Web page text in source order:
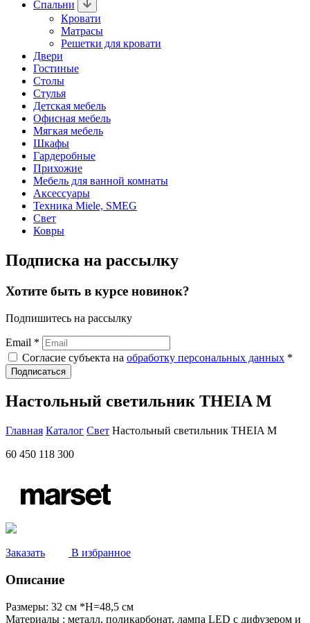
Спальни
Кровати
Матрасы
Решетки для кровати
Двери
Гостиные
Столы
Стулья
Детская мебель
Офисная мебель
Мягкая мебель
Шкафы
Гардеробные
Прихожие
Мебель для ванной комнаты
Аксессуары
Техника Miele, SMEG
Свет
Ковры
Подписка на рассылку
Хотите быть в курсе новинок?
Подпишитесь на рассылку
Email *
Согласие субъекта на обработку персональных данных *
Подписаться
Наcтольный светильник THEIA M
Главная Каталог Свет Наcтольный светильник THEIA M
60 450 118 300
Заказать В избранное
Описание
Размеры: 32 см *H=48,5 см
Материалы : металл, поликарбонат, лампа LED с дифузером и